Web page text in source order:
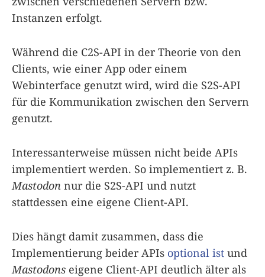
Instanzen erfolgt.
Während die C2S-API in der Theorie von den
Clients, wie einer App oder einem
Webinterface genutzt wird, wird die S2S-API
für die Kommunikation zwischen den Servern
genutzt.
Interessanterweise müssen nicht beide APIs
implementiert werden. So implementiert z. B.
Mastodon nur die S2S-API und nutzt
stattdessen eine eigene Client-API.
Dies hängt damit zusammen, dass die
Implementierung beider APIs optional ist und
Mastodons eigene Client-API deutlich älter als